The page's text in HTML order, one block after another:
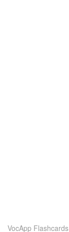
VocApp Flashcards